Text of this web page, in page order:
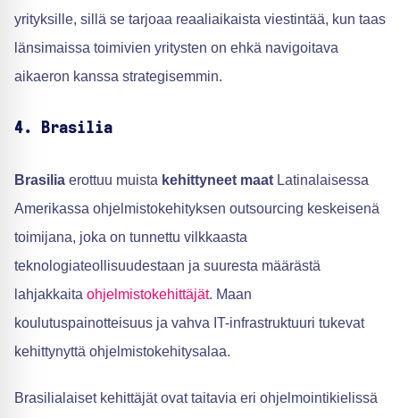
yrityksille, sillä se tarjoaa reaaliaikaista viestintää, kun taas
länsimaissa toimivien yritysten on ehkä navigoitava
aikaeron kanssa strategisemmin.
4. Brasilia
Brasilia erottuu muista kehittyneet maat Latinalaisessa
Amerikassa ohjelmistokehityksen outsourcing keskeisenä
toimijana, joka on tunnettu vilkkaasta
teknologiateollisuudestaan ja suuresta määrästä
lahjakkaita ohjelmistokehittäjät. Maan
koulutuspainotteisuus ja vahva IT-infrastruktuuri tukevat
kehittynyttä ohjelmistokehitysalaa.
Brasilialaiset kehittäjät ovat taitavia eri ohjelmointikielissä